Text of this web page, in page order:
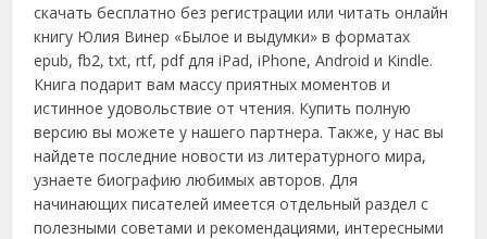
скачать бесплатно без регистрации или читать онлайн
книгу Юлия Винер «Былое и выдумки» в форматах
epub, fb2, txt, rtf, pdf для iPad, iPhone, Android и Kindle.
Книга подарит вам массу приятных моментов и
истинное удовольствие от чтения. Купить полную
версию вы можете у нашего партнера. Также, у нас вы
найдете последние новости из литературного мира,
узнаете биографию любимых авторов. Для
начинающих писателей имеется отдельный раздел с
полезными советами и рекомендациями, интересными